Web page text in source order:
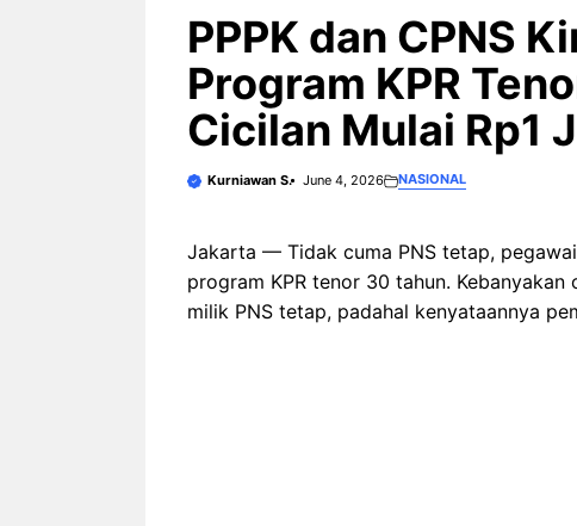
PPPK dan CPNS
Program KPR
Cicilan Mulai Rp1
Kurniawan S. June 4, 2026 NASIONAL
Jakarta — Tidak cuma PNS tetap,
program KPR tenor 30 tahun.
milik PNS tetap, padahal kenyataannya
Fi dan Efisiensi Energi untuk
Hunian Modern